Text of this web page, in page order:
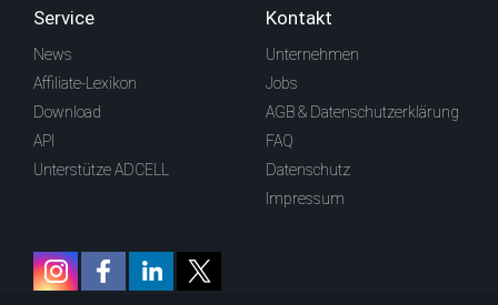
Service
News
Affiliate-Lexikon
Download
API
Unterstütze ADCELL
Kontakt
Unternehmen
Jobs
AGB & Datenschutzerklärung
FAQ
Datenschutz
Impressum